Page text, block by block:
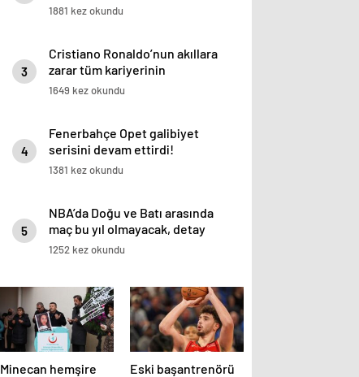
1881 kez okundu
3
Cristiano Ronaldo’nun akıllara
zarar tüm kariyerinin
istatistiğini çıkardık !
1649 kez okundu
4
Fenerbahçe Opet galibiyet
serisini devam ettirdi!
1381 kez okundu
5
NBA’da Doğu ve Batı arasında
maç bu yıl olmayacak, detay
haberimizde.
1252 kez okundu
Minecan hemşire
Eski başantrenörü